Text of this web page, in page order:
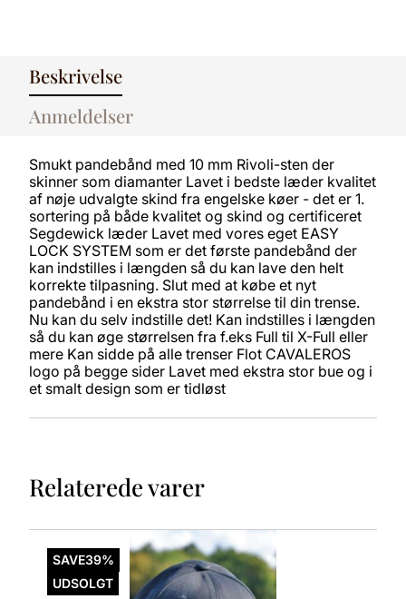
Beskrivelse
Anmeldelser
Smukt pandebånd med 10 mm Rivoli-sten der
skinner som diamanter Lavet i bedste læder kvalitet
af nøje udvalgte skind fra engelske køer - det er 1.
sortering på både kvalitet og skind og certificeret
Segdewick læder Lavet med vores eget EASY
LOCK SYSTEM som er det første pandebånd der
kan indstilles i længden så du kan lave den helt
korrekte tilpasning. Slut med at købe et nyt
pandebånd i en ekstra stor størrelse til din trense.
Nu kan du selv indstille det! Kan indstilles i længden
så du kan øge størrelsen fra f.eks Full til X-Full eller
mere Kan sidde på alle trenser Flot CAVALEROS
logo på begge sider Lavet med ekstra stor bue og i
et smalt design som er tidløst
Relaterede varer
SAVE39%
UDSOLGT
vare
har
flere